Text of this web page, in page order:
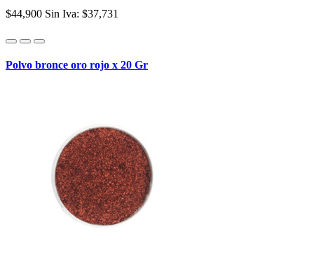
$44,900 Sin Iva: $37,731
Polvo bronce oro rojo x 20 Gr